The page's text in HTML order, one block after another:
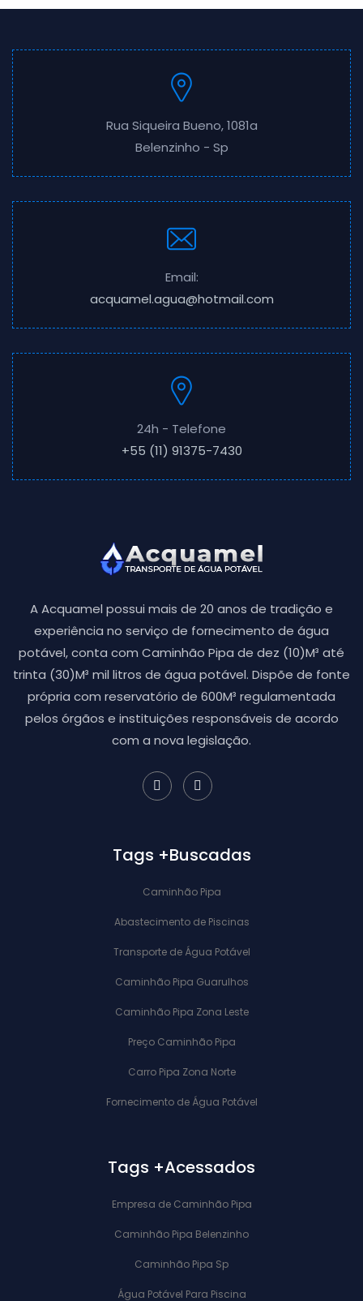
Rua Siqueira Bueno, 1081a
Belenzinho - Sp
Email:
acquamel.agua@hotmail.com
24h - Telefone
+55 (11) 91375-7430
A Acquamel possui mais de 20 anos de tradição e
experiência no serviço de fornecimento de água
potável, conta com Caminhão Pipa de dez (10)M³ até
trinta (30)M³ mil litros de água potável. Dispõe de fonte
própria com reservatório de 600M³ regulamentada
pelos órgãos e instituições responsáveis de acordo
com a nova legislação.
Tags +Buscadas
Caminhão Pipa
Abastecimento de Piscinas
Transporte de Água Potável
Caminhão Pipa Guarulhos
Caminhão Pipa Zona Leste
Preço Caminhão Pipa
Carro Pipa Zona Norte
Fornecimento de Água Potável
Tags +Acessados
Empresa de Caminhão Pipa
Caminhão Pipa Belenzinho
Caminhão Pipa Sp
Água Potável Para Piscina